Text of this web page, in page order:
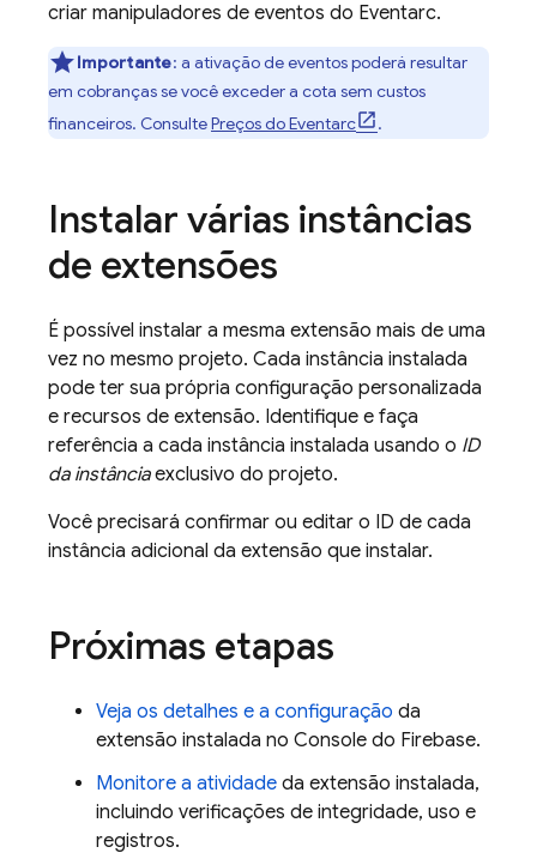
criar manipuladores de eventos do Eventarc.
Importante: a ativação de eventos poderá resultar
em cobranças se você exceder a cota sem custos
financeiros. ConsultePreços do Eventarc .
Instalar várias instâncias
de extensões
É possível instalar a mesma extensão mais de uma
vez no mesmo projeto. Cada instância instalada
pode ter sua própria configuração personalizada
e recursos de extensão. Identifique e faça
referência a cada instância instalada usando o ID
da instânciaexclusivo do projeto.
Você precisará confirmar ou editar o ID de cada
instância adicional da extensão que instalar.
Próximas etapas
Veja os detalhes e a configuração da
extensão instalada no Console do Firebase.
Monitore a atividade da extensão instalada,
incluindo verificações de integridade, uso e
registros.